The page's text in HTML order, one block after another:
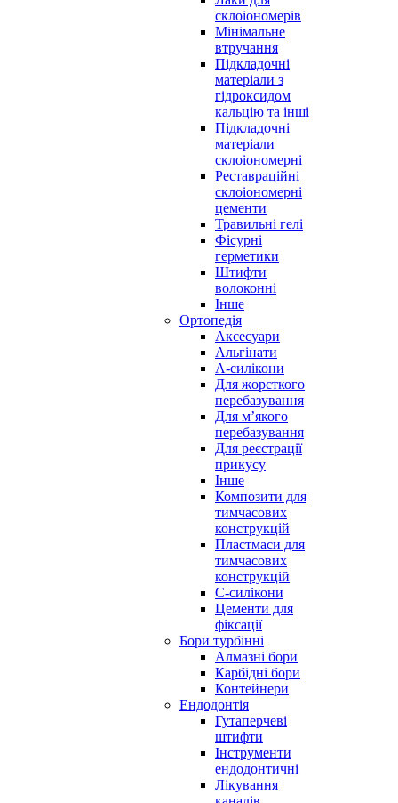
склоіономерів
Мінімальне
втручання
Підкладочні
матеріали з
гідроксидом
кальцію та інші
Підкладочні
матеріали
склоіономерні
Реставраційні
склоіономерні
цементи
Травильні гелі
Фісурні
герметики
Штифти
волоконні
Інше
Ортопедія
Аксесуари
Альгінати
А-силікони
Для жорсткого
перебазування
Для м’якого
перебазування
Для реєстрації
прикусу
Інше
Композити для
тимчасових
конструкцій
Пластмаси для
тимчасових
конструкцій
С-силікони
Цементи для
фіксації
Бори турбінні
Алмазні бори
Карбідні бори
Контейнери
Ендодонтія
Гутаперчеві
штифти
Інструменти
ендодонтичні
Лікування